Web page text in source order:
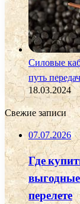
Силовые
путь
18.03.2024
Свежие записи
07.07.2026
Где
перелете